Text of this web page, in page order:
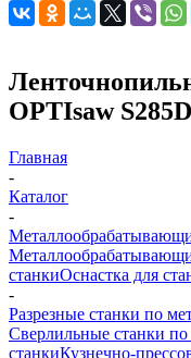
OPTIsaw
Главная
-
Каталог
-
станкиОснастка для
-
Разрезные станки по
Сверлильные станки по
станкиКузнечно-